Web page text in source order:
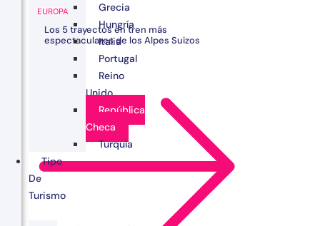
EUROPA
Los 5 trayectos en tren más
espectaculares de los Alpes Suizos
Grecia
Hungría
Italia
Portugal
Reino
Unido
República
Checa
Turquía
Tipo
De
Turismo